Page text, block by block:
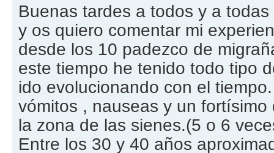
Buenas tardes a todos y a
y os quiero comentar mi
desde los 10 padezco de
este tiempo he tenido todo tipo
ido evolucionando con el
vómitos , nauseas y un
la zona de las sienes.(5 o 6
Entre los 30 y 40 años